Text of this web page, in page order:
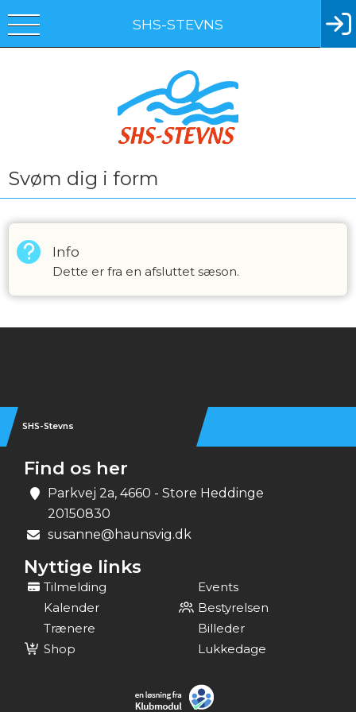
SHS-STEVNS
Svøm dig i form
Info
Dette er fra en afsluttet sæson.
SHS-Stevns
Find os her
Parkvej 2a, 4660 - Store Heddinge
20150830
susanne@haunsvig.dk
Nyttige links
Tilmelding
Events
Kalender
Bestyrelsen
Trænere
Billeder
Shop
Lukkedage